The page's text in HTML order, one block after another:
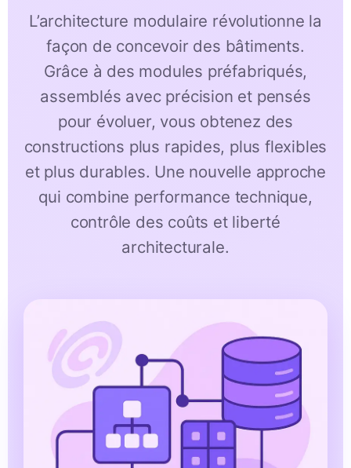
L’architecture modulaire révolutionne la
façon de concevoir des bâtiments.
Grâce à des modules préfabriqués,
assemblés avec précision et pensés
pour évoluer, vous obtenez des
constructions plus rapides, plus flexibles
et plus durables. Une nouvelle approche
qui combine performance technique,
contrôle des coûts et liberté
architecturale.